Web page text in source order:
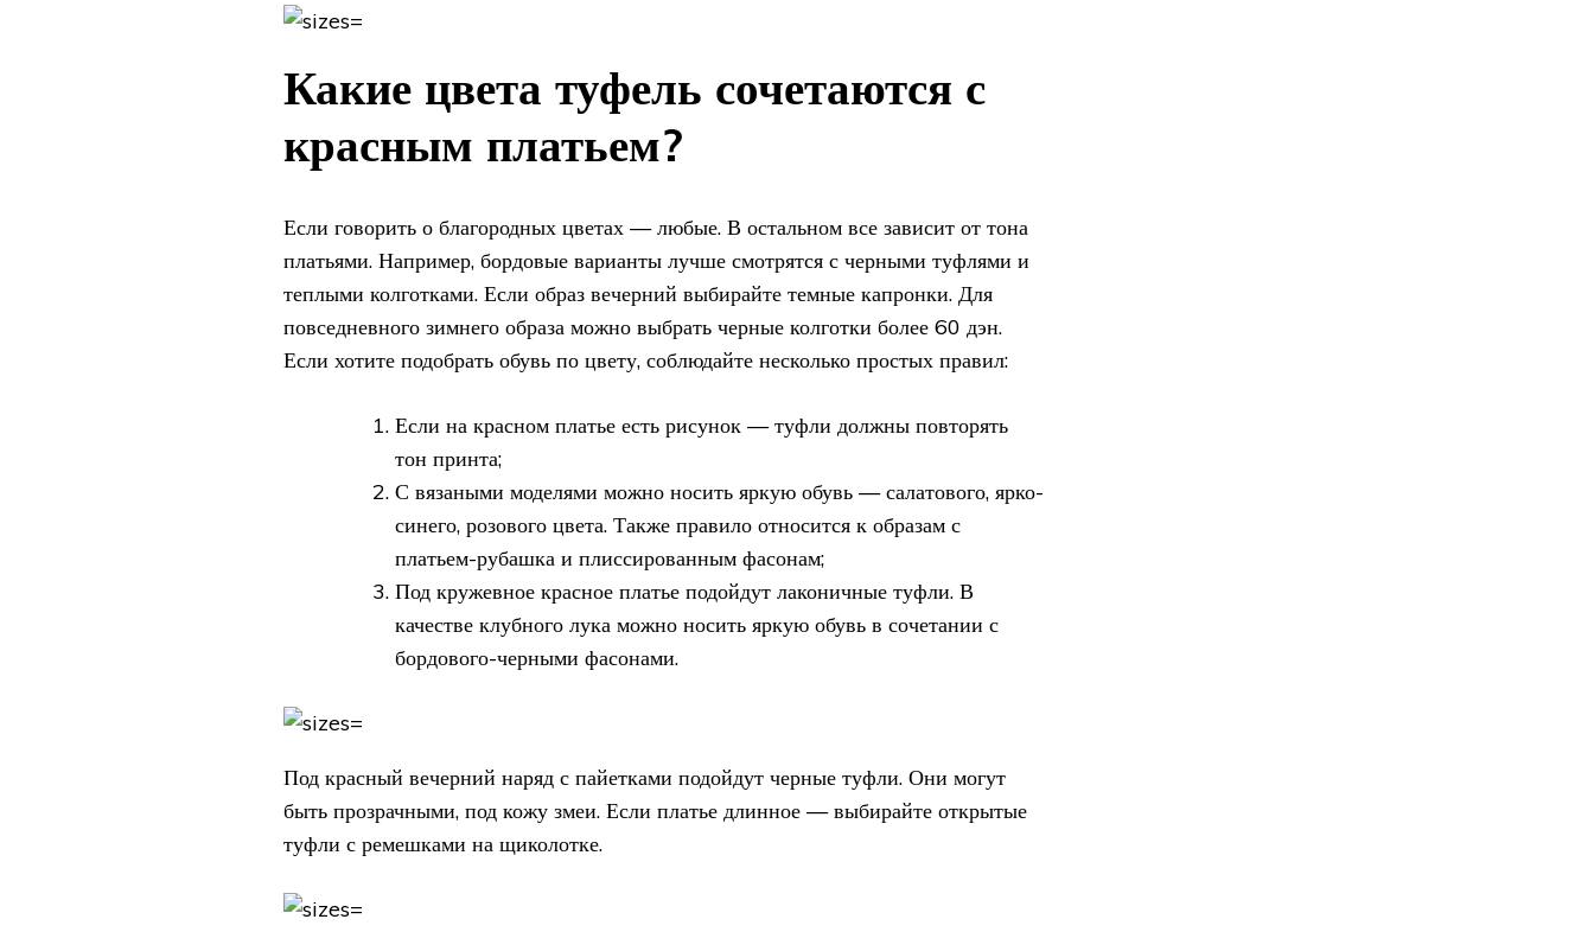
Какие цвета туфель сочетаются с
красным платьем?
Если говорить о благородных цветах — любые. В остальном все зависит от тона
платьями. Например, бордовые варианты лучше смотрятся с черными туфлями и
теплыми колготками. Если образ вечерний выбирайте темные капронки. Для
повседневного зимнего образа можно выбрать черные колготки более 60 дэн.
Если хотите подобрать обувь по цвету, соблюдайте несколько простых правил:
Если на красном платье есть рисунок — туфли должны повторять
тон принта;
С вязаными моделями можно носить яркую обувь — салатового, ярко-
синего, розового цвета. Также правило относится к образам с
платьем-рубашка и плиссированным фасонам;
Под кружевное красное платье подойдут лаконичные туфли. В
качестве клубного лука можно носить яркую обувь в сочетании с
бордового-черными фасонами.
Под красный вечерний наряд с пайетками подойдут черные туфли. Они могут
быть прозрачными, под кожу змеи. Если платье длинное — выбирайте открытые
туфли с ремешками на щиколотке.